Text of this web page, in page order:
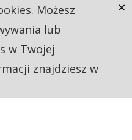
Możesz
lub
w Twojej
znajdziesz w
×